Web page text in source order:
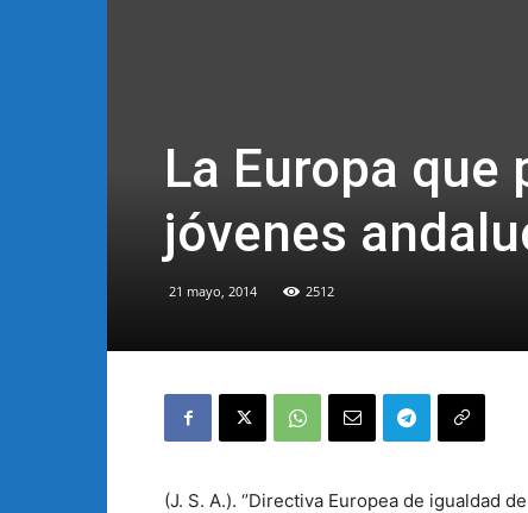
La Europa que
jóvenes
21 mayo, 2014 2512
(J. S. A.). ‘’Directiva Europea de igualdad